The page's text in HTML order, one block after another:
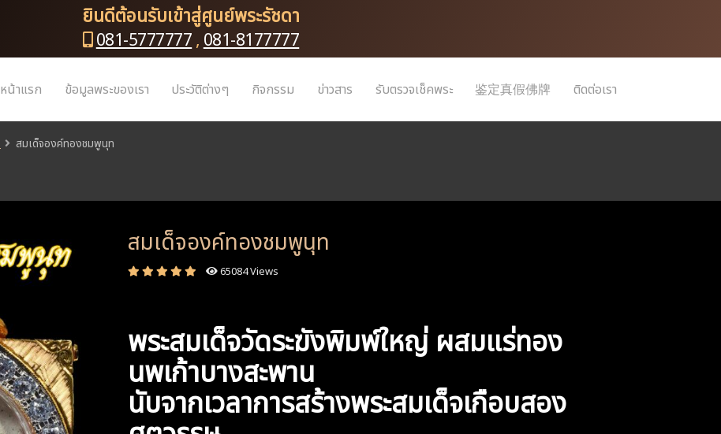
ยินดีต้อนรับเข้าสู่ศูนย์พระรัชดา
081-5777777, 081-8177777
หน้าแรก ข้อมูลพระของเรา ประวัติต่างๆ กิจกรรม ข่าวสาร รับตรวจเช็คพระ 鉴定真假佛牌 ติดต่อเรา
สมเด็จองค์ทองชมพูนุท
สมเด็จองค์ทองชมพูนุท
65084 Views
พระสมเด็จวัดระฆังพิมพ์ใหญ่ ผสมแร่ทอง
นพเก้าบางสะพาน
นับจากเวลาการสร้างพระสมเด็จเกือบสอง